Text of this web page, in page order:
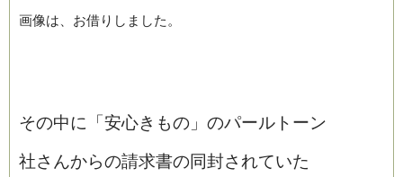
画像は、お借りしました。
その中に「安心きもの」のパールトーン
社さんからの請求書の同封されていた